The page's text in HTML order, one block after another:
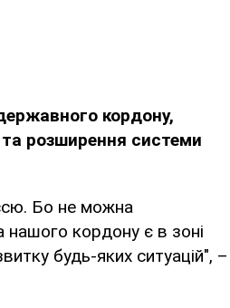
кордону,
розширення системи
Бо не можна
кордону є в зоні
будь-яких ситуацій", –